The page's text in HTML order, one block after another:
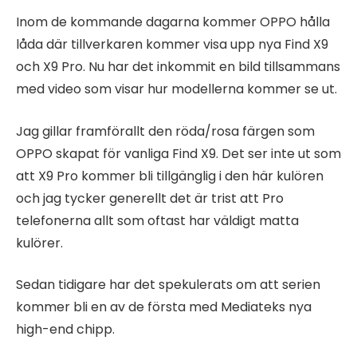
Inom de kommande dagarna kommer OPPO hålla
låda där tillverkaren kommer visa upp nya Find X9
och X9 Pro. Nu har det inkommit en bild tillsammans
med video som visar hur modellerna kommer se ut.
Jag gillar framförallt den röda/rosa färgen som
OPPO skapat för vanliga Find X9. Det ser inte ut som
att X9 Pro kommer bli tillgänglig i den här kulören
och jag tycker generellt det är trist att Pro
telefonerna allt som oftast har väldigt matta
kulörer.
Sedan tidigare har det spekulerats om att serien
kommer bli en av de första med Mediateks nya
high-end chipp.